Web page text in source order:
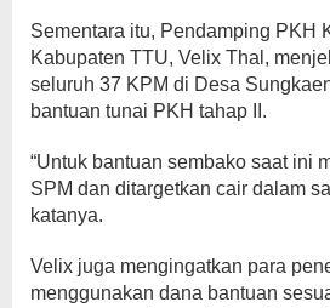
Sementara itu, Pendamping PKH
Kabupaten TTU, Velix Thal,
seluruh 37 KPM di Desa
bantuan tunai PKH tahap II.
“Untuk bantuan sembako saat ini
SPM dan ditargetkan cair dalam
katanya.
Velix juga mengingatkan para
menggunakan dana bantuan